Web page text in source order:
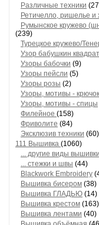
Различные техники
Ретичелло, ришелье и
Румынское кружево
(239)
Турецкое кружево/
Узор бабушкин квадрат
Узоры бабочки (9)
Узоры пейсли (5)
Узоры розы (2)
Узоры, мотивы - крючок
Узоры, мотивы - спицы
Филейное (158)
Фриволите (84)
Эксклюзив техники (60)
111 Вышивка (1060)
... другие виды вышивки
... стежки и швы (44)
Blackwork Embroidery
Вышивка бисером (38)
Вышивка ГЛАДЬЮ (14)
Вышивка крестом (163)
Вышивка лентами (40)